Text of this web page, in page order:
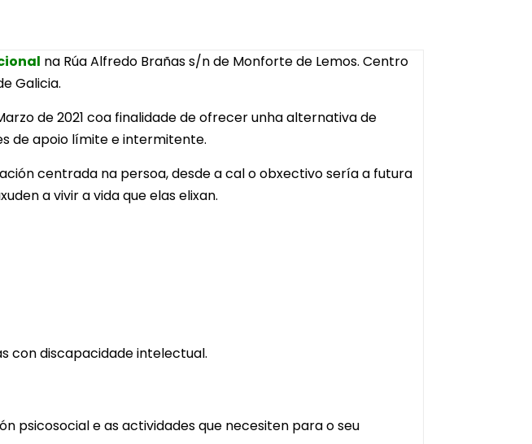
na Rúa Alfredo Brañas s/n de Monforte de Lemos. Centro
Galicia.
de 2021 coa finalidade de ofrecer unha alternativa de
de apoio límite e intermitente.
centrada na persoa, desde a cal o obxectivo sería a futura
a vivir a vida que elas elixan.
con discapacidade intelectual.
psicosocial e as actividades que necesiten para o seu